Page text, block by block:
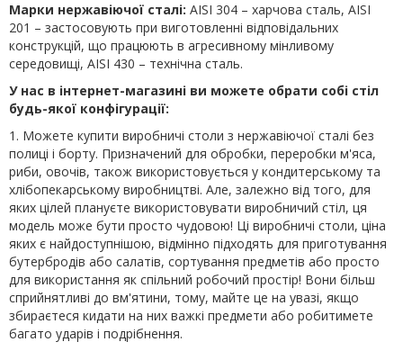
Марки нержавіючої сталі: AISI 304 – харчова сталь, AISI
201 – застосовують при виготовленні відповідальних
конструкцій, що працюють в агресивному мінливому
середовищі, AISI 430 – технічна сталь.
У нас в інтернет-магазині ви можете обрати собі стіл
будь-якої конфігурації:
1. Можете купити виробничі столи з нержавіючої сталі без
полиці і борту. Призначений для обробки, переробки м'яса,
риби, овочів, також використовується у кондитерському та
хлібопекарському виробництві. Але, залежно від того, для
яких цілей плануєте використовувати виробничий стіл, ця
модель може бути просто чудовою! Ці виробничі столи, ціна
яких є найдоступнішою, відмінно підходять для приготування
бутербродів або салатів, сортування предметів або просто
для використання як спільний робочий простір! Вони більш
сприйнятливі до вм'ятини, тому, майте це на увазі, якщо
збираєтеся кидати на них важкі предмети або робитимете
багато ударів і подрібнення.